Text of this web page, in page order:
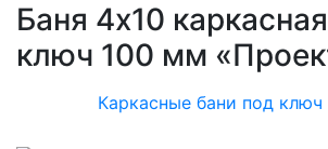
Баня 4х10
ключ 100 мм
Каркасные бани под